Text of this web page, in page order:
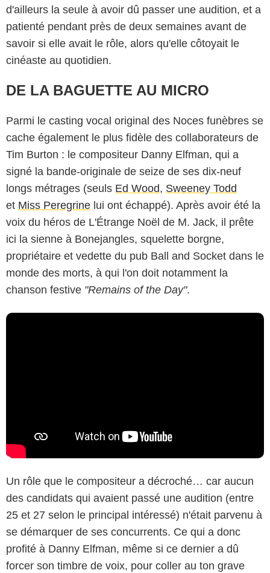
d'ailleurs la seule à avoir dû passer une audition, et a
patienté pendant près de deux semaines avant de
savoir si elle avait le rôle, alors qu'elle côtoyait le
cinéaste au quotidien.
DE LA BAGUETTE AU MICRO
Parmi le casting vocal original des Noces funèbres se
cache également le plus fidèle des collaborateurs de
Tim Burton : le compositeur Danny Elfman, qui a
signé la bande-originale de seize de ses dix-neuf
longs métrages (seuls Ed Wood, Sweeney Todd
et Miss Peregrine lui ont échappé). Après avoir été la
voix du héros de L'Étrange Noël de M. Jack, il prête
ici la sienne à Bonejangles, squelette borgne,
propriétaire et vedette du pub Ball and Socket dans le
monde des morts, à qui l'on doit notamment la
chanson festive "Remains of the Day".
Un rôle que le compositeur a décroché… car aucun
des candidats qui avaient passé une audition (entre
25 et 27 selon le principal intéressé) n'était parvenu à
se démarquer de ses concurrents. Ce qui a donc
profité à Danny Elfman, même si ce dernier a dû
forcer son timbre de voix, pour coller au ton grave